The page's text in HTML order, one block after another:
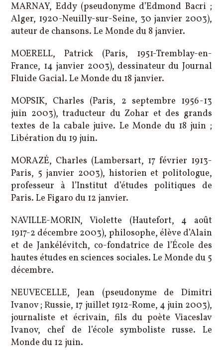
MARNAY, Eddy (pseudonyme d’Edmond Bacri ;
Alger, 1920-Neuilly-sur-Seine, 30 janvier 2003),
auteur de chansons. Le Monde du 8 janvier.
MOERELL, Patrick (Paris, 1951-Tremblay-en-
France, 14 janvier 2003), dessinateur du Journal
Fluide Gacial. Le Monde du 18 janvier.
MOPSIK, Charles (Paris, 2 septembre 1956-13
juin 2003), traducteur du Zohar et des grands
textes de la cabale juive. Le Monde du 18 juin ;
Libération du 19 juin.
MORAZÉ, Charles (Lambersart, 17 février 1913-
Paris, 5 janvier 2003), historien et politologue,
professeur à l’Institut d’études politiques de
Paris. Le Figaro du 12 janvier.
NAVILLE-MORIN, Violette (Hautefort, 4 août
1917-2 décembre 2003), philosophe, élève d’Alain
et de Jankélévitch, co-fondatrice de l’École des
hautes études en sciences sociales. Le Monde du 5
décembre.
NEUVECELLE, Jean (pseudonyme de Dimitri
Ivanov ; Russie, 17 juillet 1912-Rome, 4 juin 2003),
journaliste et écrivain, fils du poète Viaceslav
Ivanov, chef de l’école symboliste russe. Le
Monde du 12 juin.